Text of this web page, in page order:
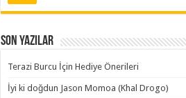
Son Yazılar
Terazi Burcu İçin Hediye Önerileri
İyi ki doğdun Jason Momoa (Khal Drogo)